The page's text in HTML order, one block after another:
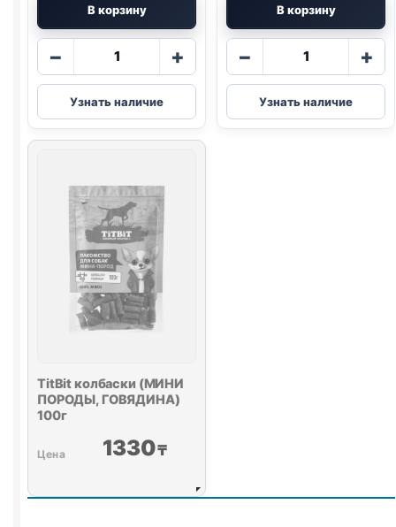
В корзину
−
Количество
TitBit
нарезка
(МИНИ
70г
+
Узнать наличие
В корзину
−
Количество
TitBit
колбаса
(ПАРМСКАЯ)
+
Узнать наличие
TitBit колбаски (МИНИ
ПОРОДЫ, ГОВЯДИНА)
100г
1330₸